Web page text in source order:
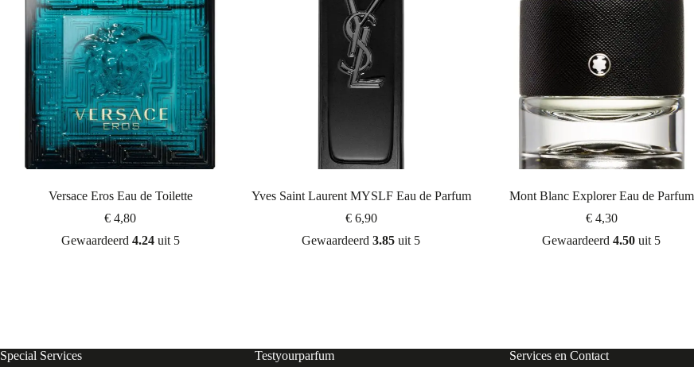
Versace Eros Eau de Toilette
€ 4,80
Gewaardeerd 4.24uit 5
Yves Saint Laurent MYSLF Eau de Parfum
€6,90
Gewaardeerd3.85 uit 5
Mont Blanc Explorer Eau de Parfum
€4,30
Gewaardeerd4.50 uit 5
Special Services Testyourparfum Services en Contact